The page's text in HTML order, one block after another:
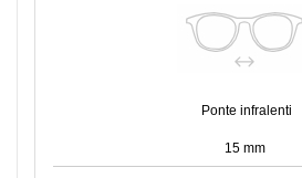
Ponte infralenti
15 mm